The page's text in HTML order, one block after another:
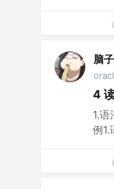
脑
4
1.
例1.